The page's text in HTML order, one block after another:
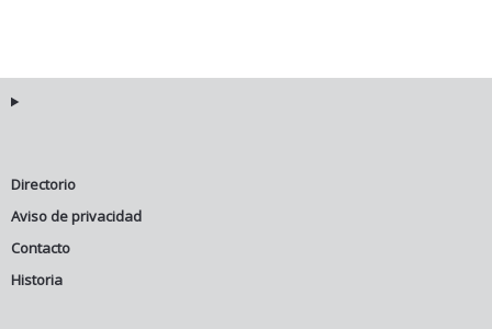
Directorio
Aviso de privacidad
Contacto
Historia